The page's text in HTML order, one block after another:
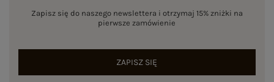
Zapisz się do naszego newslettera i otrzymaj 15% zniżki na
pierwsze zamówienie
ZAPISZ SIĘ